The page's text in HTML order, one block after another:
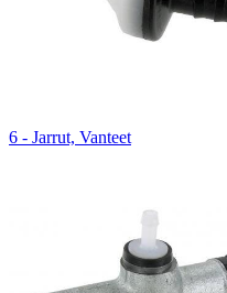
6 - Jarrut, Vanteet